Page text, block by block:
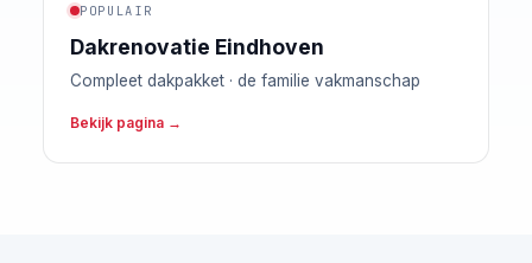
POPULAIR
Dakrenovatie Eindhoven
Compleet dakpakket · de familie vakmanschap
Bekijk pagina →